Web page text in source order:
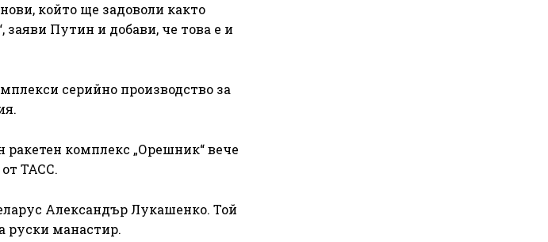
който ще задоволи както
заяви Путин и добави, че това е и
серийно производство за
ракетен комплекс „Орешник“ вече
ТАСС.
Александър Лукашенко. Той
руски манастир.